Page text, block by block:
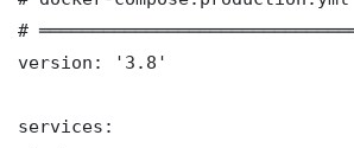
#
version: '3.8'
services: